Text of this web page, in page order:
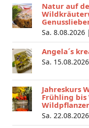
Natur auf
Sa. 8.08.2026 |
Angela´s
Sa.
Jahreskurs
Frühling bis
Sa.